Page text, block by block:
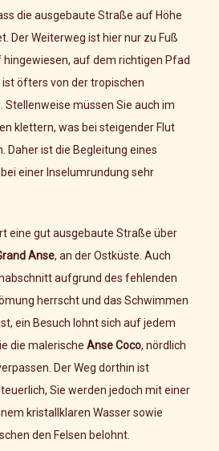
die ausgebaute Straße auf Höhe
Der Weiterweg ist hier nur zu Fuß
hingewiesen, auf dem richtigen Pfad
öfters von der tropischen
Stellenweise müssen Sie auch im
klettern, was bei steigender Flut
Daher ist die Begleitung eines
einer Inselumrundung sehr
eine gut ausgebaute Straße über
Anse, an der Ostküste. Auch
aufgrund des fehlenden
herrscht und das Schwimmen
ein Besuch lohnt sich auf jedem
die malerische Anse Coco, nördlich
Der Weg dorthin ist
Sie werden jedoch mit einer
kristallklaren Wasser sowie
den Felsen belohnt.